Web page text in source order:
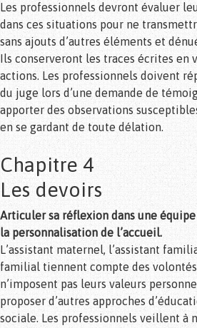
Les professionnels devront évaluer
dans ces situations pour ne
sans ajouts d’autres éléments et
Ils conserveront les traces écrites en
actions. Les professionnels doivent
du juge lors d’une demande de
apporter des observations
en se gardant de toute délation.
Chapitre 4
Les devoirs
Articuler sa réflexion dans une
la personnalisation de l’accueil.
L’assistant maternel, l’assistant
familial tiennent compte des
n’imposent pas leurs valeurs
proposer d’autres approches
sociale. Les professionnels veillent à